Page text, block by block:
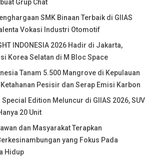
Grup Chat
SMK Binaan Terbaik di GIIAS
Vokasi Industri Otomotif
INDONESIA 2026 Hadir di Jakarta,
Korea Selatan di M Bloc Space
Tanam 5.500 Mangrove di Kepulauan
Pesisir dan Serap Emisi Karbon
Edition Meluncur di GIIAS 2026, SUV
20 Unit
dan Masyarakat Terapkan
yang Fokus Pada
Hidup